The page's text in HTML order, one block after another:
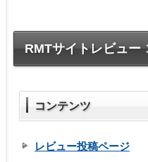
RMTサイトレビュー
コンテンツ
レビュー投稿ページ